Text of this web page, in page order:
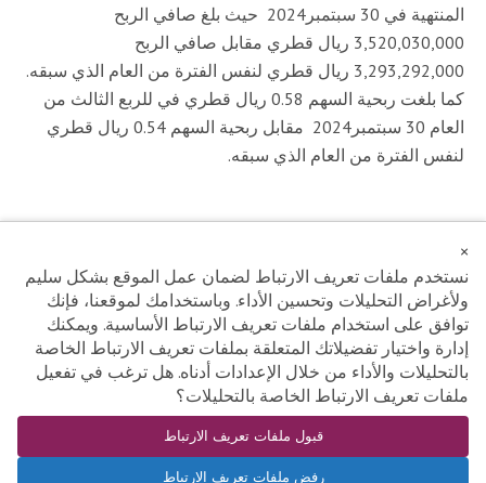
×
نستخدم ملفات تعريف الارتباط لضمان عمل الموقع بشكل سليم
ولأغراض التحليلات وتحسين الأداء. وباستخدامك لموقعنا، فإنك
توافق على استخدام ملفات تعريف الارتباط الأساسية. ويمكنك
إدارة واختيار تفضيلاتك المتعلقة بملفات تعريف الارتباط الخاصة
بالتحليلات والأداء من خلال الإعدادات أدناه. هل ترغب في تفعيل
ملفات تعريف الارتباط الخاصة بالتحليلات؟
قبول ملفات تعريف الارتباط
رفض ملفات تعريف الارتباط
ل
م
ش
ر
ك
و
ا
ل
س
و
ق
إ
المنتهية في ‏30 سبتمبر‎ 2024 حيث بلغ صافي الربح
3,520,030,000 ريال قطري مقابل صافي الربح
3,293,292,000 ريال قطري لنفس الفترة من العام الذي سبقه.
كما بلغت ربحية السهم 0.58 ريال قطري في للربع الثالث من
العام ‏30 سبتمبر‎ 2024 مقابل ربحية السهم 0.54 ريال قطري
لنفس الفترة من العام الذي سبقه.
اضغط هنا لتحميل المرفق
بورصة قطر © 2026 حقوق النشر محفوظة
اتصل بنا
|إخلاء مسؤولية| سياسة الخصوصية |الشكاوى
إدارة
ملفات تعريف الارتباط
لمعرفة المزيد عن المتصفحات المدعومة، يرجى